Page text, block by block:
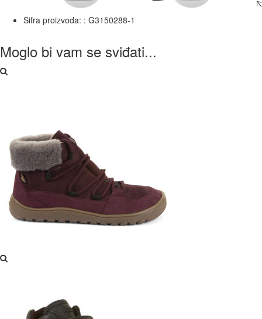
Šifra proizvoda: : G3150288-1
Moglo bi vam se sviđati...